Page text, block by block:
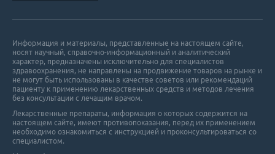
Информация и материалы, представленные на настоящем сайте,
носят научный, справочно-информационный и аналитический
характер, предназначены исключительно для специалистов
здравоохранения, не направлены на продвижение товаров на рынке и
не могут быть использованы в качестве советов или рекомендаций
пациенту к применению лекарственных средств и методов лечения
без консультации с лечащим врачом.
Лекарственные препараты, информация о которых содержится на
настоящем сайте, имеют противопоказания, перед их применением
необходимо ознакомиться с инструкцией и проконсультироваться со
специалистом.